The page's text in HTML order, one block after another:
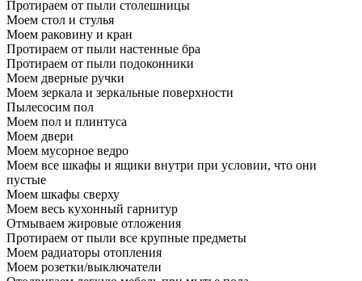
Протираем от пыли столешницы
Моем стол и стулья
Моем раковину и кран
Протираем от пыли настенные бра
Протираем от пыли подоконники
Моем дверные ручки
Моем зеркала и зеркальные поверхности
Пылесосим пол
Моем пол и плинтуса
Моем двери
Моем мусорное ведро
Моем все шкафы и ящики внутри при условии, что они
пустые
Моем шкафы сверху
Моем весь кухонный гарнитур
Отмываем жировые отложения
Протираем от пыли все крупные предметы
Моем радиаторы отопления
Моем розетки/выключатели